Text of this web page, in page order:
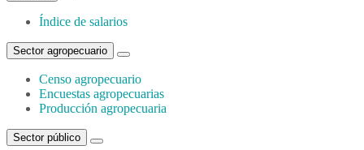
Índice de salarios
Sector agropecuario
Censo agropecuario
Encuestas agropecuarias
Producción agropecuaria
Sector público